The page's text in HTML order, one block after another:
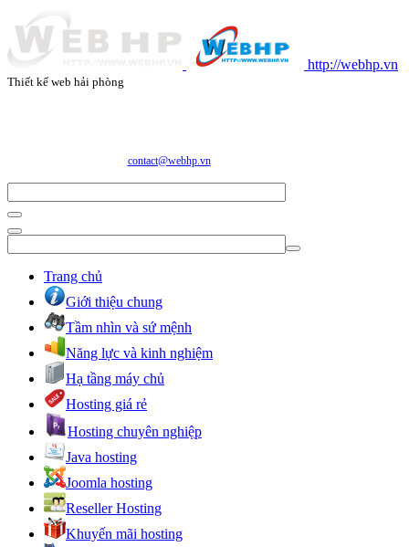
http://webhp.vn
Thiết kế web hải phòng
contact@webhp.vn| Hotline: 0989.921.083
Trang chủ
Giới thiệu chung
Tầm nhìn và sứ mệnh
Năng lực và kinh nghiệm
Hạ tầng máy chủ
Hosting giá rẻ
Hosting chuyên nghiệp
Java hosting
Joomla hosting
Reseller Hosting
Khuyến mãi hosting